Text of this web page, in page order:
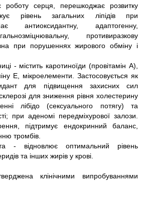
роботу серця, перешкоджає розвитку
рівень загальних ліпідів при
антиоксидантну, адаптогенну,
противиразкову
при порушеннях жирового обміну і
- містить каротиноїди (провітамін А),
Е, мікроелементи. Застосовується як
для підвищення захисних сил
для зниження рівня холестерину
лібідо (сексуального потягу) та
при аденомі передміхурової залози.
підтримує ендокринний баланс,
тромбів.
- відновлює оптимальний рівень
та інших жирів у крові.
клінічними випробуваннями